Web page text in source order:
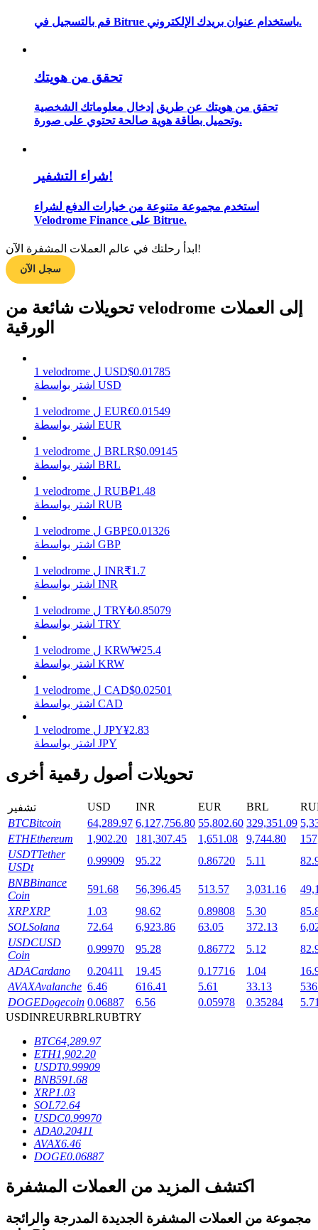
مرشد
استراتيجيات التداول
تعلم كيفية البقاء مربحة
يكسب
احصل على مكافآت تنافسية يوميًا
التوقيع المساحي
Launchpool
الرهان المرن لكسب العملات الرقمية الشهيرة
عمليات احتجاز BTR
القروض
خدمة الاقتراض المدعومة بالعملات المشفرة
قم بالتسجيل في Bitrue باستخدام عنوان بريدك الإلكتروني.
تحقق من هويتك
تحقق من هويتك عن طريق إدخال معلوماتك الشخصية
وتحميل بطاقة هوية صالحة تحتوي على صورة.
شراء التشفير!
استخدم مجموعة متنوعة من خيارات الدفع لشراء
Velodrome Finance على Bitrue.
ابدأ رحلتك في عالم العملات المشفرة الآن!
سجل الآن
تحويلات شائعة من velodrome إلى العملات
الورقية
1 velodrome ل USD$0.01785
اشتر بواسطة USD
1 velodrome ل EUR€0.01549
اشتر بواسطة EUR
1 velodrome ل BRLR$0.09145
اشتر بواسطة BRL
1 velodrome ل RUB₽1.48
اشتر بواسطة RUB
1 velodrome ل GBP£0.01326
اشتر بواسطة GBP
1 velodrome ل INR₹1.7
اشتر بواسطة INR
1 velodrome ل TRY₺0.85079
اشتر بواسطة TRY
1 velodrome ل KRW₩25.4
اشتر بواسطة KRW
1 velodrome ل CAD$0.02501
اشتر بواسطة CAD
1 velodrome ل JPY¥2.83
اشتر بواسطة JPY
تحويلات أصول رقمية أخرى
تشفير USD INR EUR BRL
BTCBitcoin 64,289.97 6,127,756.80 55,802.60 329,351.09
ETHEthereum 1,902.20 181,307.45 1,651.08 9,744.80
USDTTether
USDt
0.99909 95.22 0.86720 5.11
BNBBinance
Coin
591.68 56,396.45 513.57 3,031.16
XRPXRP 1.03 98.62 0.89808 5.30
SOLSolana 72.64 6,923.86 63.05 372.13
USDCUSD
Coin
0.99970 95.28 0.86772 5.12
ADACardano 0.20411 19.45 0.17716 1.04
AVAXAvalanche 6.46 616.41 5.61 33.13
DOGEDogecoin 0.06887 6.56 0.05978 0.35284
USDINREURBRLRUBTRY
BTC64,289.97
ETH1,902.20
USDT0.99909
BNB591.68
XRP1.03
SOL72.64
USDC0.99970
ADA0.20411
AVAX6.46
DOGE0.06887
اكتشف المزيد من العملات المشفرة
مجموعة من العملات المشفرة الجديدة المدرجة والرائجة